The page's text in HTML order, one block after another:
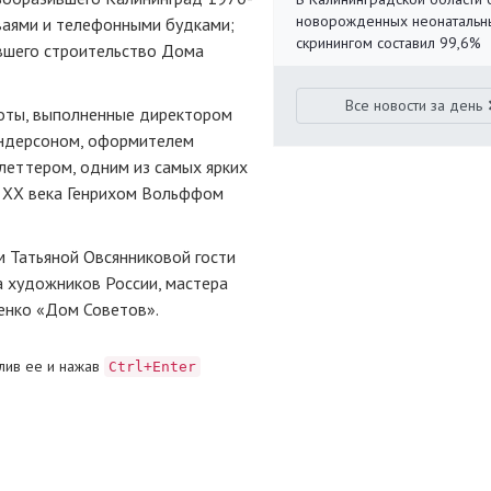
и телефонными будками;
строительство Дома
выполненные директором
оформителем
одним из самых ярких
века Генрихом Вольффом
Овсянниковой гости
России, мастера
«Дом Советов».
ее и нажав Ctrl+Enter
новорожденных
скринингом составил 99,6%
Все новости за день